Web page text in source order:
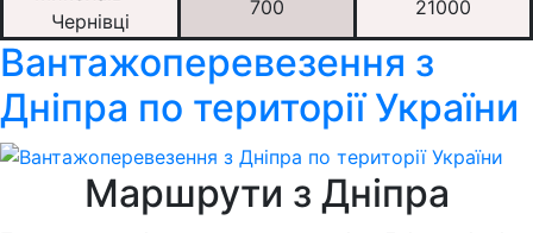
Чернівці
700 21000
Вантажоперевезення з
Дніпра по території України
Маршрути з Дніпра